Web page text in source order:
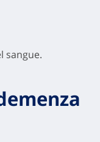
sangue.